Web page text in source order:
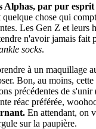
Alphas, par pur
chose qui
Les Gen Z et leurs
n'avoir jamais fait
socks.
à un maquillage
Bon, au moins,
précédentes de
réac préférée,
En attendant, on
sur la paupière.